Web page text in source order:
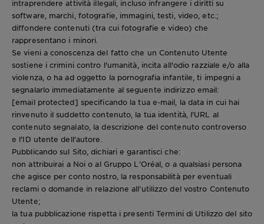
intraprendere attività illegali, incluso infrangere i diritti su
software, marchi, fotografie, immagini, testi, video, etc.;
diffondere contenuti (tra cui fotografie e video) che
rappresentano i minori.
Se vieni a conoscenza del fatto che un Contenuto Utente
sostiene i crimini contro l'umanità, incita all'odio razziale e/o alla
violenza, o ha ad oggetto la pornografia infantile, ti impegni a
segnalarlo immediatamente al seguente indirizzo email:
[email protected] specificando la tua e-mail, la data in cui hai
rinvenuto il suddetto contenuto, la tua identità, l'URL al
contenuto segnalato, la descrizione del contenuto controverso
e l'ID utente dell'autore.
Pubblicando sul Sito, dichiari e garantisci che:
non attribuirai a Noi o al Gruppo L’Oréal, o a qualsiasi persona
che agisce per conto nostro, la responsabilità per eventuali
reclami o domande in relazione all’utilizzo del vostro Contenuto
Utente;
la tua pubblicazione rispetta i presenti Termini di Utilizzo del sito